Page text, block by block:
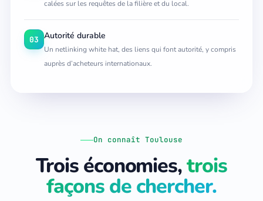
calées sur les requêtes de la filière et du local.
03 Autorité durable
Un netlinking white hat, des liens qui font autorité, y compris
auprès d’acheteurs internationaux.
On connaît Toulouse
Trois économies,trois
façons de chercher.